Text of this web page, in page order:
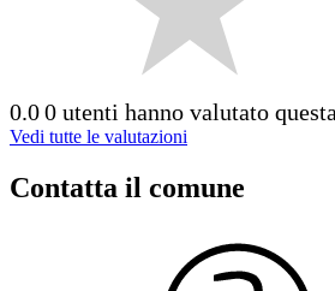
0.00 utenti hanno valutato
Vedi tutte le valutazioni
Contatta il comune